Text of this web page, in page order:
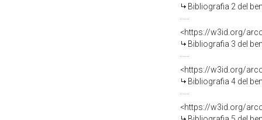
Bibliografia 2 del
<https://w3id.org/
Bibliografia 3 del
<https://w3id.org/
Bibliografia 4 del
<https://w3id.org/